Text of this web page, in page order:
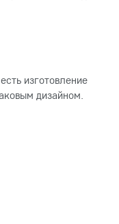
изготовление
дизайном.